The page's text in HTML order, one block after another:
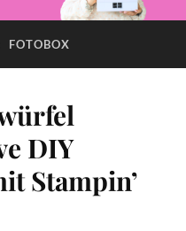
FOTOBOX
DIY
Stampin’